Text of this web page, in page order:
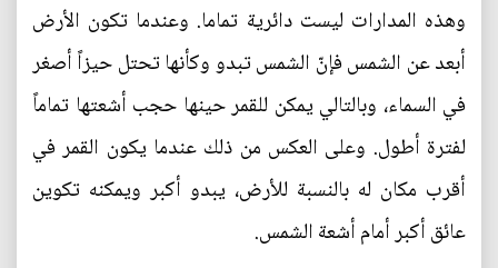
وهذه المدارات ليست دائرية تماما. وعندما تكون الأرض
أبعد عن الشمس فإنّ الشمس تبدو وكأنها تحتل حيزاً أصغر
في السماء، وبالتالي يمكن للقمر حينها حجب أشعتها تماماً
لفترة أطول. وعلى العكس من ذلك عندما يكون القمر في
أقرب مكان له بالنسبة للأرض، يبدو أكبر ويمكنه تكوين
عائق أكبر أمام أشعة الشمس.